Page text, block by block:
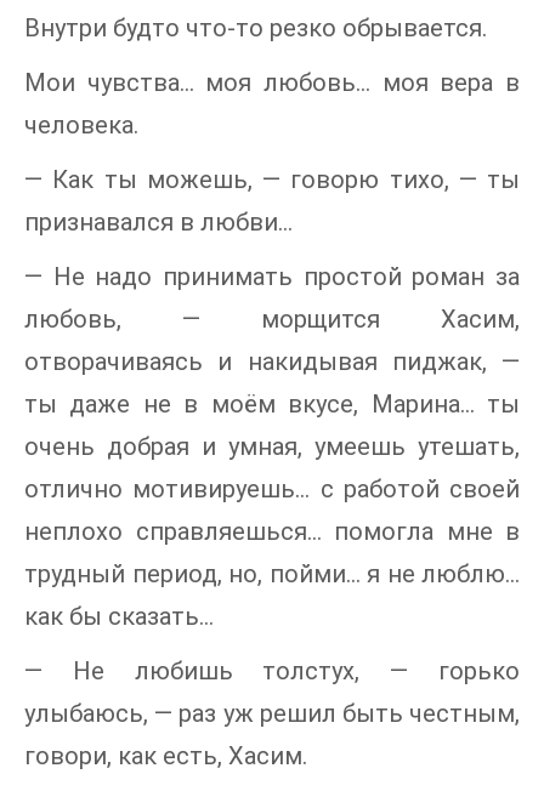
Внутри будто что-то резко обрывается.
Мои чувства… моя любовь… моя вера в
человека.
— Как ты можешь, — говорю тихо, — ты
признавался в любви…
— Не надо принимать простой роман за
любовь, — морщится Хасим,
отворачиваясь и накидывая пиджак, —
ты даже не в моём вкусе, Марина… ты
очень добрая и умная, умеешь утешать,
отлично мотивируешь… с работой своей
неплохо справляешься… помогла мне в
трудный период, но, пойми… я не люблю…
как бы сказать…
— Не любишь толстух, — горько
улыбаюсь, — раз уж решил быть честным,
говори, как есть, Хасим.